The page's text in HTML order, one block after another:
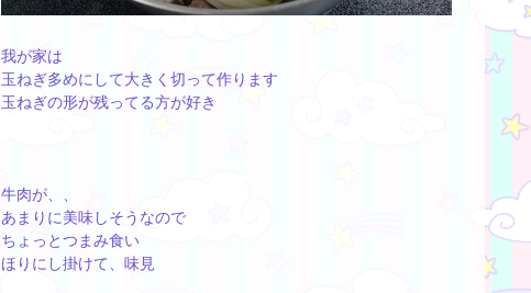
我が家は
玉ねぎ多めにして大きく切って作ります
玉ねぎの形が残ってる方が好き
牛肉が、、
あまりに美味しそうなので
ちょっとつまみ食い
ほりにし掛けて、味見